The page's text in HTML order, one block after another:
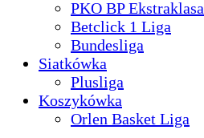
PKO BP Ekstraklasa
Betclick 1 Liga
Bundesliga
Siatkówka
Plusliga
Koszykówka
Orlen Basket Liga